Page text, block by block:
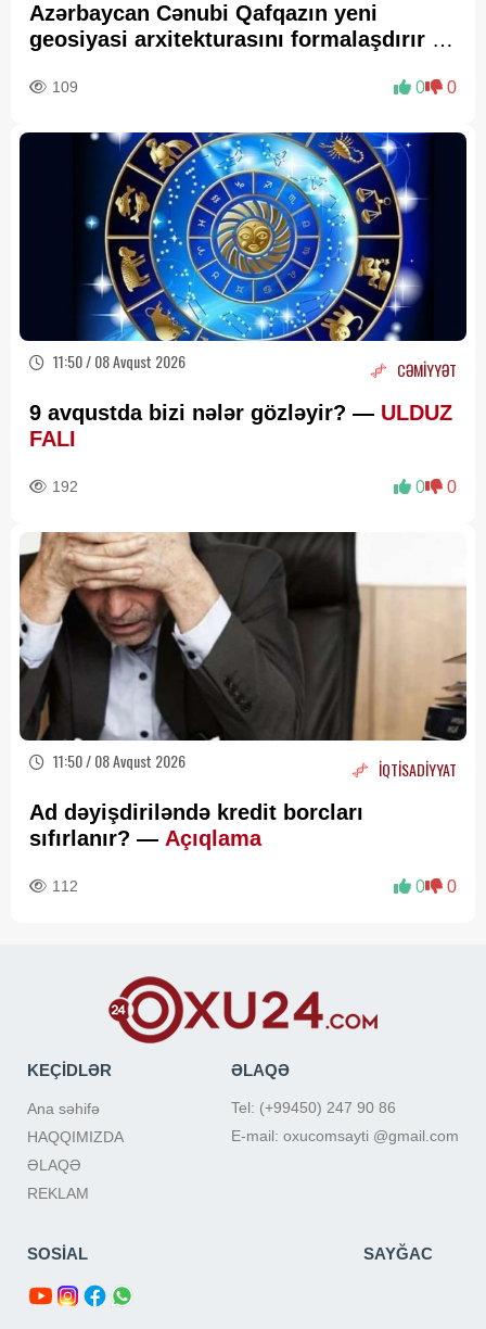
Azərbaycan Cənubi Qafqazın yeni
geosiyasi arxitekturasını formalaşdırır –
109 0 0
11:50 / 08 Avqust 2026 CƏMİYYƏT
9 avqustda bizi nələr gözləyir? — ULDUZ
FALI
192 0 0
11:50 / 08 Avqust 2026 İQTİSADİYYAT
Ad dəyişdiriləndə kredit borcları
sıfırlanır? — Açıqlama
112 0 0
KEÇİDLƏR
Ana səhifə
HAQQIMIZDA
ƏLAQƏ
REKLAM
ƏLAQƏ
Tel: (+99450) 247 90 86
E-mail: oxucomsayti @gmail.com
SOSİAL SAYĞAC